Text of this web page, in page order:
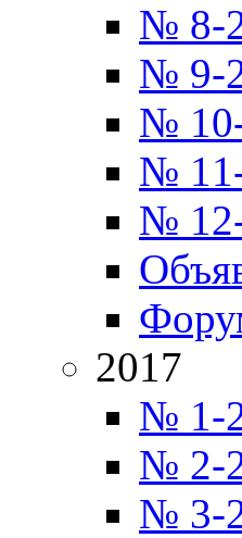
№ 8-
№ 9-
№
№
№
2017
№ 1-
№ 2-
№ 3-